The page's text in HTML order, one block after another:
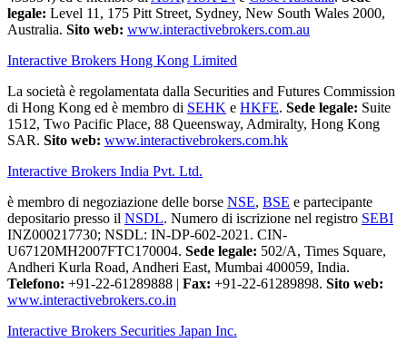
legale: Level 11, 175 Pitt Street, Sydney, New South Wales 2000,
Australia. Sito web: www.interactivebrokers.com.au
Interactive Brokers Hong Kong Limited
La società è regolamentata dalla Securities and Futures Commission
di Hong Kong ed è membro di SEHK e HKFE. Sede legale: Suite
1512, Two Pacific Place, 88 Queensway, Admiralty, Hong Kong
SAR. Sito web: www.interactivebrokers.com.hk
Interactive Brokers India Pvt. Ltd.
è membro di negoziazione delle borse NSE, BSE e partecipante
depositario presso il NSDL. Numero di iscrizione nel registro SEBI
INZ000217730; NSDL: IN-DP-602-2021. CIN-
U67120MH2007FTC170004. Sede legale: 502/A, Times Square,
Andheri Kurla Road, Andheri East, Mumbai 400059, India.
Telefono: +91-22-61289888 | Fax: +91-22-61289898. Sito web:
www.interactivebrokers.co.in
Interactive Brokers Securities Japan Inc.